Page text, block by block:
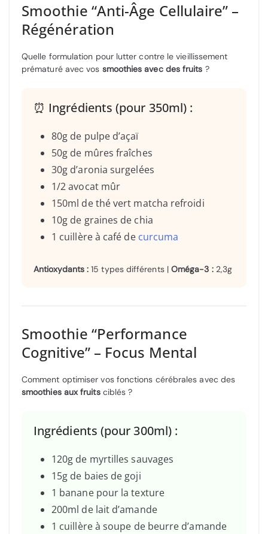
Smoothie “Anti-Âge Cellulaire” –
Régénération
Quelle formulation pour lutter contre le vieillissement
prématuré avec vos smoothies avec des fruits ?
⏰ Ingrédients (pour 350ml) :
80g de pulpe d’açaï
50g de mûres fraîches
30g d’aronia surgelées
1/2 avocat mûr
150ml de thé vert matcha refroidi
10g de graines de chia
1 cuillère à café de curcuma
Antioxydants : 15 types différents | Oméga-3 :2,3g
Smoothie “Performance
Cognitive” – Focus Mental
Comment optimiser vos fonctions cérébrales avec des
smoothies aux fruitsciblés ?
Ingrédients (pour 300ml) :
120g de myrtilles sauvages
15g de baies de goji
1 banane pour la texture
200ml de lait d’amande
1 cuillère à soupe de beurre d’amande